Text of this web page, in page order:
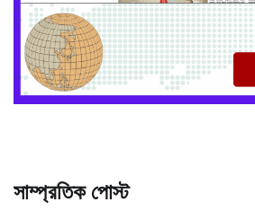
সাম্প্রতিক পোস্ট